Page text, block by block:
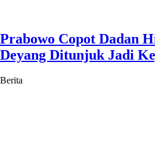
Prabowo Copot Dadan
Deyang Ditunjuk Jadi
Berita